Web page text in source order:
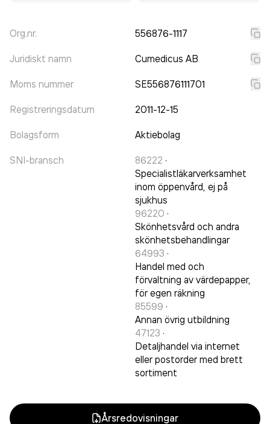
Org.nr. 556876-1117
Juridiskt namn Cumedicus AB
Moms nummer SE556876111701
Registreringsdatum 2011-12-15
Bolagsform Aktiebolag
SNI-bransch 86222 ·
Specialistläkarverksamhet
inom öppenvård, ej på
sjukhus
96220 ·
Skönhetsvård och andra
skönhetsbehandlingar
64993 ·
Handel med och
förvaltning av värdepapper,
för egen räkning
85599 ·
Annan övrig utbildning
47123 ·
Detaljhandel via internet
eller postorder med brett
sortiment
Årsredovisningar